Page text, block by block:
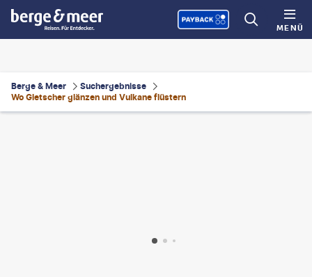
MENÜ
Berge & Meer
Suchergebnisse
Wo Gletscher glänzen und Vulkane flüstern